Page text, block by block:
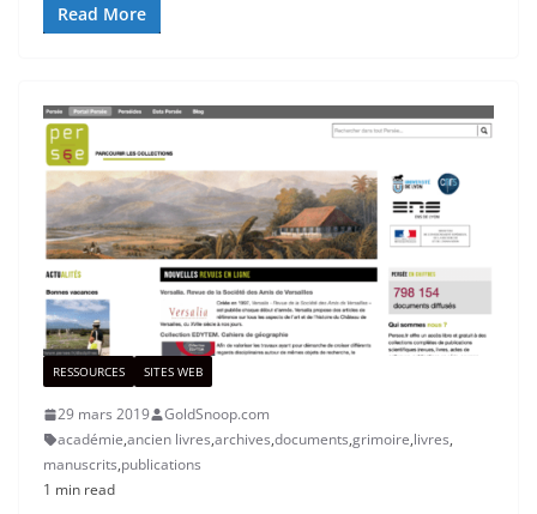
Read More
RESSOURCES SITES WEB
29 mars 2019
GoldSnoop.com
académie,ancien livres,archives,documents,grimoire,livres,
manuscrits,publications
1 min read